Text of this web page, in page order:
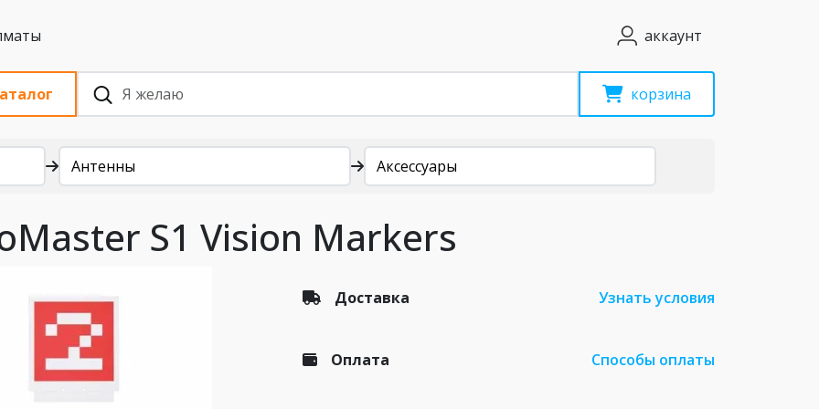
НДС, Алматы аккаунт
корзина
Антенны Аксессуары
S1 Vision Markers
Доставка Узнать условия
Оплата Способы оплаты